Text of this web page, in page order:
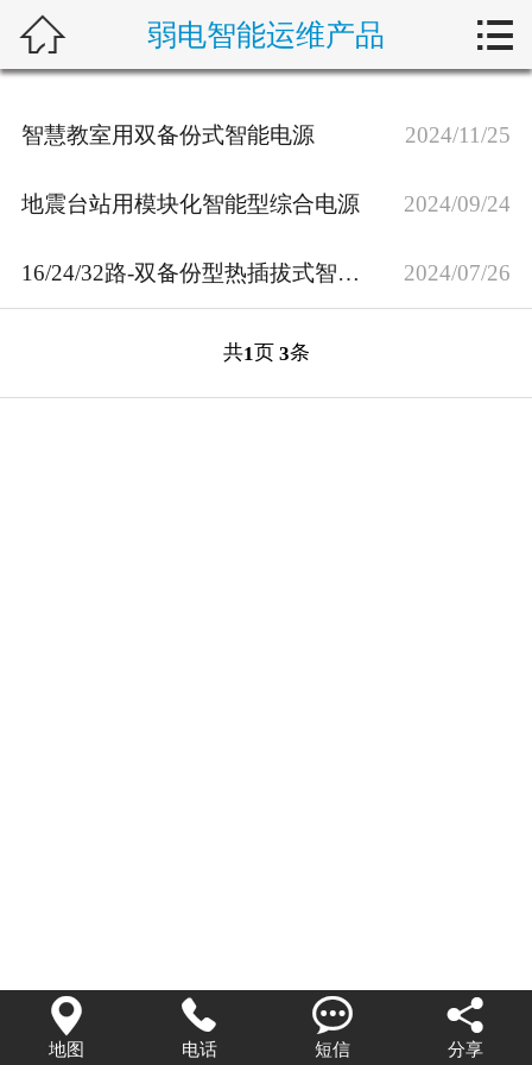

新闻动态
解决方案
在线留言
 弱电智能运维产品 
智慧教室用双备份式智能电源 2024/11/25
地震台站用模块化智能型综合电源 2024/09/24
16/24/32路-双备份型热插拔式智能机架电源 2024/07/26
共1页 3条

地图

电话

短信

分享